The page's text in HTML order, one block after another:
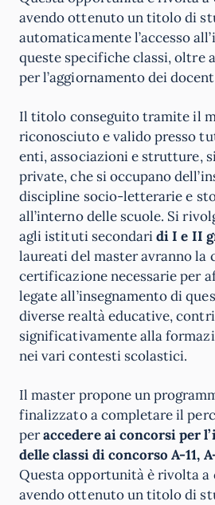
avendo ottenuto un titolo di
automaticamente l’accesso
queste specifiche classi, oltre
per l’aggiornamento dei
Il titolo conseguito tramite il
riconosciuto e valido presso
enti, associazioni e strutture,
private, che si occupano
discipline socio-letterarie e
all’interno delle scuole. Si
agli istituti secondaridi I e II
laureati del master avranno la
certificazione necessarie per
legate all’insegnamento di
diverse realtà educative,
significativamente alla
nei vari contesti scolastici.
Il master propone un
finalizzato a completare il
peraccedere ai concorsi per
delle classi di concorso A-11,
Questa opportunità è rivolta a
avendo ottenuto un titolo di